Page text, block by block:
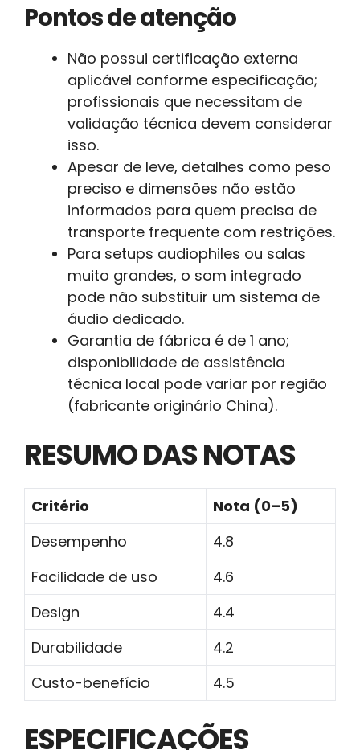
Pontos de atenção
Não possui certificação externa
aplicável conforme especificação;
profissionais que necessitam de
validação técnica devem considerar
isso.
Apesar de leve, detalhes como peso
preciso e dimensões não estão
informados para quem precisa de
transporte frequente com restrições.
Para setups audiophiles ou salas
muito grandes, o som integrado
pode não substituir um sistema de
áudio dedicado.
Garantia de fábrica é de 1 ano;
disponibilidade de assistência
técnica local pode variar por região
(fabricante originário China).
RESUMO DAS NOTAS
Critério
Nota (0–5)
Desempenho
4.8
Facilidade de uso
4.6
Design
4.4
Durabilidade
4.2
Custo-benefício
4.5
ESPECIFICAÇÕES